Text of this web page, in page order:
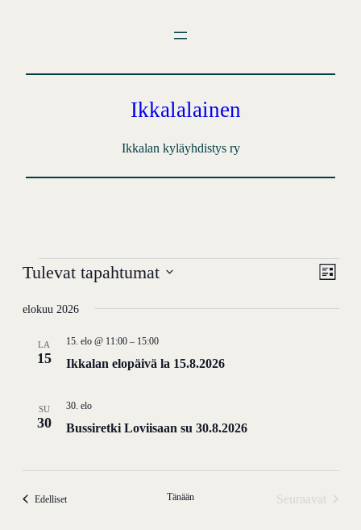
Ikkalalainen
Ikkalan kyläyhdistys ry
Tapahtumat Lista
Tulevat tapahtumat
päivä.
elokuu 2026
LA
15 Ikkalan elopäivä la 15.8.2026
15. elo @ 11:00– 15:00
SU
30 Bussiretki Loviisaan su 30.8.2026
30. elo
EdellisetTapahtumat Tänään
Seuraavat